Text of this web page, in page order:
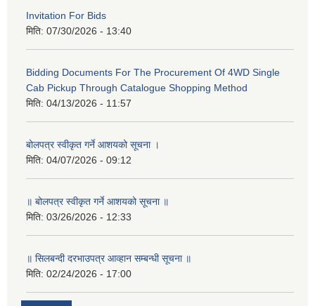
Invitation For Bids
मिति: 07/30/2026 - 13:40
Bidding Documents For The Procurement Of 4WD Single
Cab Pickup Through Catalogue Shopping Method
मिति: 04/13/2026 - 11:57
बोलपत्र स्वीकृत गर्ने आशयको सूचना ।
मिति: 04/07/2026 - 09:12
॥ बोलपत्र स्वीकृत गर्ने आशयको सूचना ॥
मिति: 03/26/2026 - 12:33
॥ सिलबन्दी दरभाउपत्र आव्हान सम्बन्धी सूचना ॥
मिति: 02/24/2026 - 17:00